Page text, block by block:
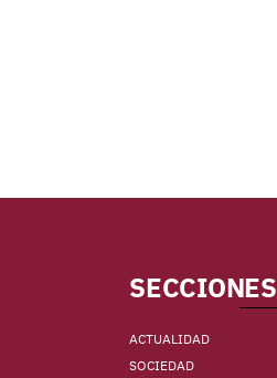
SECCIONES
ACTUALIDAD
SOCIEDAD